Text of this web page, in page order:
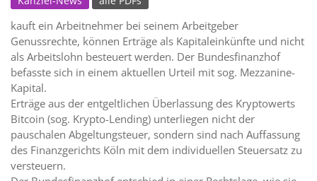
kauft ein Arbeitnehmer bei seinem Arbeitgeber
Genussrechte, können Erträge als Kapitaleinkünfte und nicht
als Arbeitslohn besteuert werden. Der Bundesfinanzhof
befasste sich in einem aktuellen Urteil mit sog. Mezzanine-
Kapital.
Erträge aus der entgeltlichen Überlassung des Kryptowerts
Bitcoin (sog. Krypto-Lending) unterliegen nicht der
pauschalen Abgeltungsteuer, sondern sind nach Auffassung
des Finanzgerichts Köln mit dem individuellen Steuersatz zu
versteuern.